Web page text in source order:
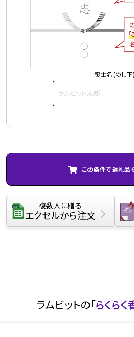
喪主名(のし下)
この条件で返礼品
複数人に贈る
エクセルから注文
ラムビットの「らくら